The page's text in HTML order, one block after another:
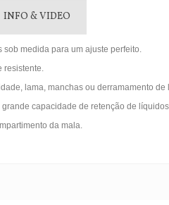
INFO & VIDEO
medida para um ajuste perfeito.
lama, manchas ou derramamento de
capacidade de retenção de líquidos.
da mala.